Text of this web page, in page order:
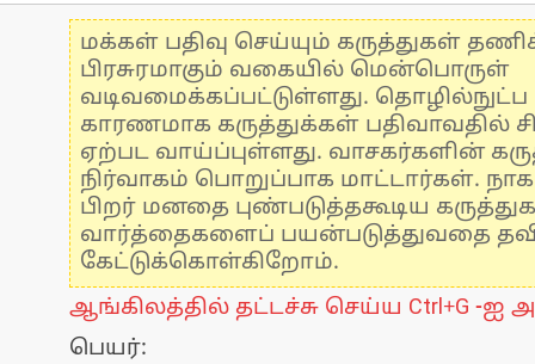
மக்கள் பதிவு செய்யும் கருத்துகள்
பிரசுரமாகும் வகையில் மென்பொருள்
வடிவமைக்கப்பட்டுள்ளது.
காரணமாக கருத்துக்கள் பதிவாவதில்
ஏற்பட வாய்ப்புள்ளது. வாசகர்களின்
நிர்வாகம் பொறுப்பாக மாட்டார்கள்.
பிறர் மனதை புண்படுத்தகூடிய
வார்த்தைகளைப் பயன்படுத்துவதை
கேட்டுக்கொள்கிறோம்.
ஆங்கிலத்தில் தட்டச்சு செய்ய Ctrl+G -ஐ
பெயர்: